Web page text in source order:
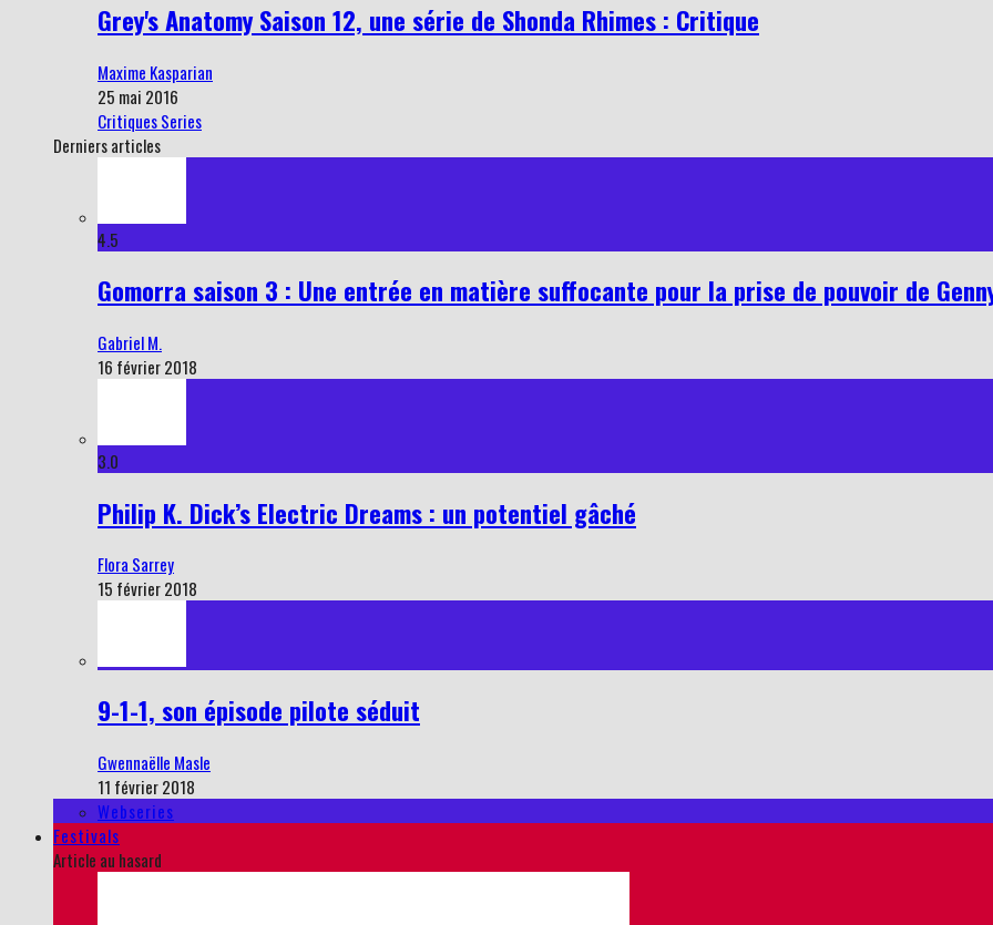
Grey's Anatomy Saison 12, une série de Shonda Rhimes : Critique
Maxime Kasparian
25 mai 2016
Critiques Series
Derniers articles
4.5
Gomorra saison 3 : Une entrée en matière suffocante pour la prise de pouvoir de
Gabriel M.
16 février 2018
3.0
Philip K. Dick’s Electric Dreams : un potentiel gâché
Flora Sarrey
15 février 2018
9-1-1, son épisode pilote séduit
Gwennaëlle Masle
11 février 2018
Webseries
Festivals
Article au hasard